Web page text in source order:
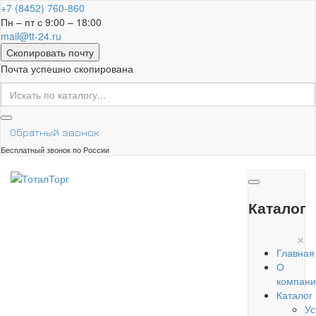
+7 (8452) 760-860
Пн – пт с 9:00 – 18:00
mail@tt-24.ru
Скопировать почту
Почта успешно скопирована
Обратный звонок
Бесплатный звонок по России
Каталог
×
Главная
О
Каталог